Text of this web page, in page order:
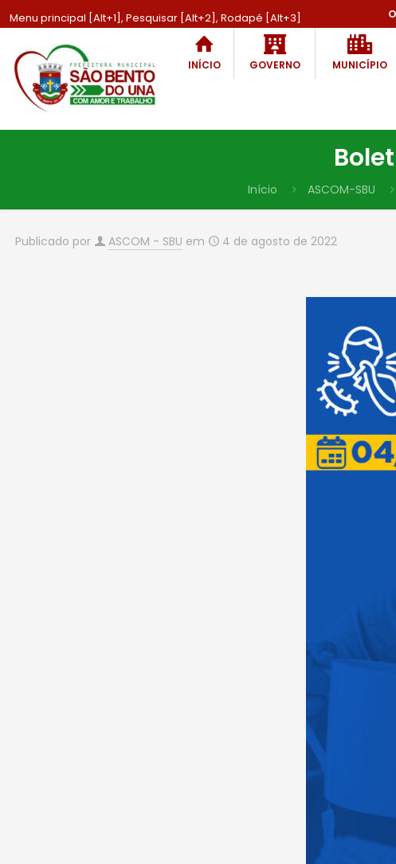
Menu principal [Alt+1], Pesquisar [Alt+2], Rodapé [Alt+3]
INÍCIO GOVERNO MUNICÍPIO
Início ASCOM-SBU
Publicado por ASCOM - SBU em 4 de agosto de 2022